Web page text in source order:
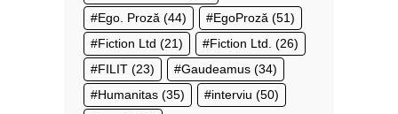
Ego. Proză (44) EgoProză (51)
Fiction Ltd (21) Fiction Ltd. (26)
FILIT (23) Gaudeamus (34)
Humanitas (35) interviu (50)